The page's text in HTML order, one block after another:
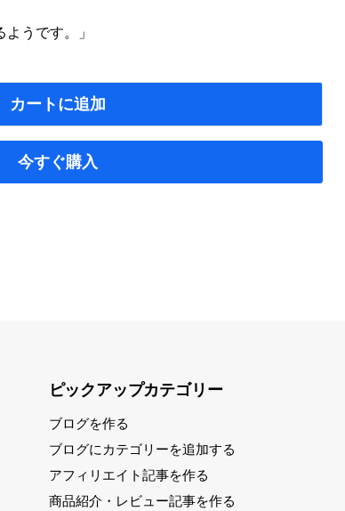
うです。」
カートに追加
今すぐ購入
ピックアップカテゴリー
ブログを作る
ブログにカテゴリーを追加する
アフィリエイト記事を作る
商品紹介・レビュー記事を作る